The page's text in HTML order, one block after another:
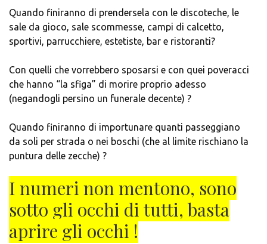
Quando finiranno di prendersela con le discoteche, le
sale da gioco, sale scommesse, campi di calcetto,
sportivi, parrucchiere, estetiste, bar e ristoranti?
Con quelli che vorrebbero sposarsi e con quei poveracci
che hanno “la sfiga” di morire proprio adesso
(negandogli persino un funerale decente) ?
Quando finiranno di importunare quanti passeggiano
da soli per strada o nei boschi (che al limite rischiano la
puntura delle zecche) ?
I numeri non mentono, sono
sotto gli occhi di tutti, basta
aprire gli occhi !